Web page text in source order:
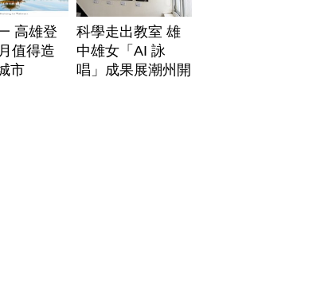
高雄登
值得造
市
科學走出教室 雄
中雄女「AI 詠
唱」成果展潮州開